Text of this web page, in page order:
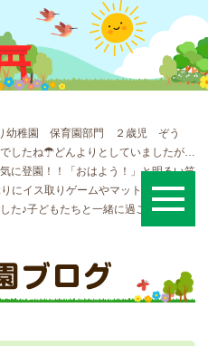
幼稚園 保育園部門 ２歳児 ぞう
したね☂どんよりとしていましたが…
に登園！！「おはよう！」と明るい笑
にイス取りゲームやマット運動、リ
た♪子どもたちと一緒に過ごせるのも